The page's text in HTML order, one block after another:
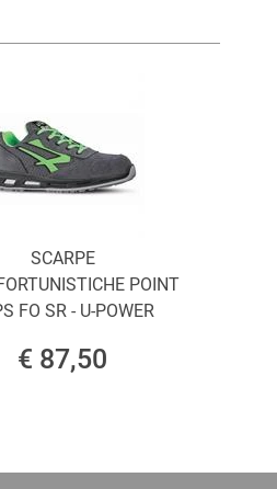
SCARPE
POINT
FO SR - U-POWER
€ 87,50